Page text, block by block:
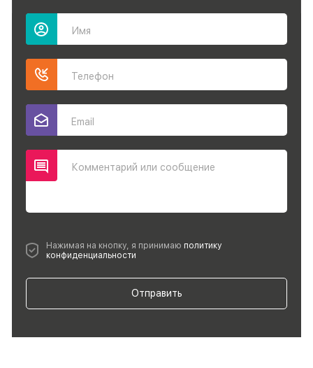
Имя
Телефон
Email
Комментарий или сообщение
Нажимая на кнопку, я принимаю политику
конфиденциальности
Отправить